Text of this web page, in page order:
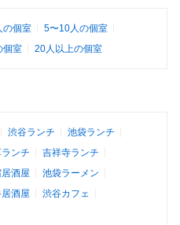
の個室
5〜10人の個室
個室 20人以上の個室
渋谷ランチ
池袋ランチ
ンチ
吉祥寺ランチ
酒屋
池袋ラーメン
酒屋
渋谷カフェ